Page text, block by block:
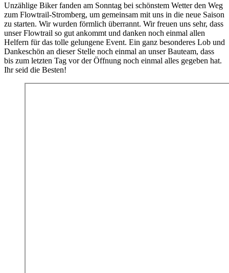
Unzählige Biker fanden am Sonntag bei schönstem Wetter den Weg
zum Flowtrail-Stromberg, um gemeinsam mit uns in die neue Saison
zu starten. Wir wurden förmlich überrannt. Wir freuen uns sehr, dass
unser Flowtrail so gut ankommt und danken noch einmal allen
Helfern für das tolle gelungene Event. Ein ganz besonderes Lob und
Dankeschön an dieser Stelle noch einmal an unser Bauteam, dass
bis zum letzten Tag vor der Öffnung noch einmal alles gegeben hat.
Ihr seid die Besten!